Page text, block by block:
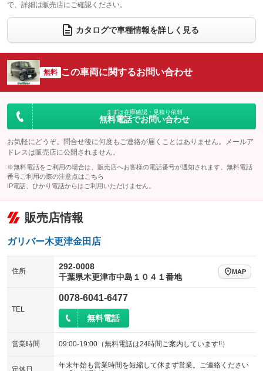
ウォークスルー
：装備なし
電動リアゲート フロントカメラ
：装備なし
：装備なし ：装備なし
サイドカメラ
：装備なし ルーフレール
：装備なし
：装備なし
：装備なし
で、詳細は販売店にご確認ください。
カタログで車種情報を詳しく見る
無料 この車両に関するお問い合わせ
まずは在庫確認・見積り依頼
無料電話でお問い合わせ
お気軽にどうぞ。問合せ後に何度もご連絡が届くことはありません。メールア
ドレスは販売店に公開されません。
※無料電話をご利用の場合は、販売店へお客様の電話番号が通知されます。無料電話
番号ご利用の際の注意点は こちら
IP電話、ひかり電話からはご利用いただけません。
販売店情報
ガリバー木更津金田店
住所
292-0008
千葉県木更津市中島１０４１番地
MAP
TEL
0078-6041-6477
無料電話
営業時間 09:00-19:00（無料電話は24時間ご案内しています!!）
定休日
年末年始も営業時間を短縮して休まず営業。ご連絡ください